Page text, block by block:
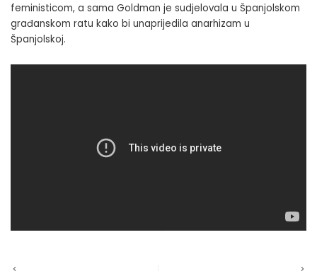
feministicom, a sama Goldman je sudjelovala u Španjolskom
građanskom ratu kako bi unaprijedila anarhizam u
Španjolskoj.